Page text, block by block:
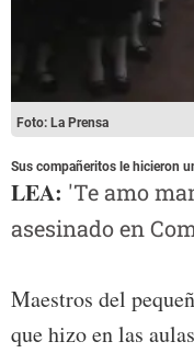
Foto: La Prensa
Sus compañeritos le hicieron
LEA: 'Te amo
asesinado en
Maestros del
que hizo en las